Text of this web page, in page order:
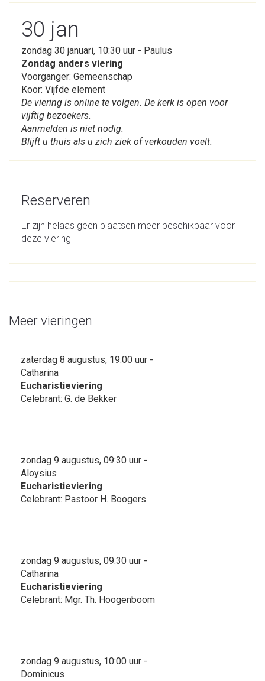
30 jan
zondag 30 januari, 10:30 uur - Paulus
Zondag anders viering
Voorganger: Gemeenschap
Koor: Vijfde element
De viering is online te volgen. De kerk is open voor
vijftig bezoekers.
Aanmelden is niet nodig.
Blijft u thuis als u zich ziek of verkouden voelt.
Reserveren
Er zijn helaas geen plaatsen meer beschikbaar voor
deze viering
Meer vieringen
zaterdag 8 augustus, 19:00 uur -
Catharina
Eucharistieviering
Celebrant: G. de Bekker
zondag 9 augustus, 09:30 uur -
Aloysius
Eucharistieviering
Celebrant: Pastoor H. Boogers
zondag 9 augustus, 09:30 uur -
Catharina
Eucharistieviering
Celebrant: Mgr. Th. Hoogenboom
zondag 9 augustus, 10:00 uur -
Dominicus